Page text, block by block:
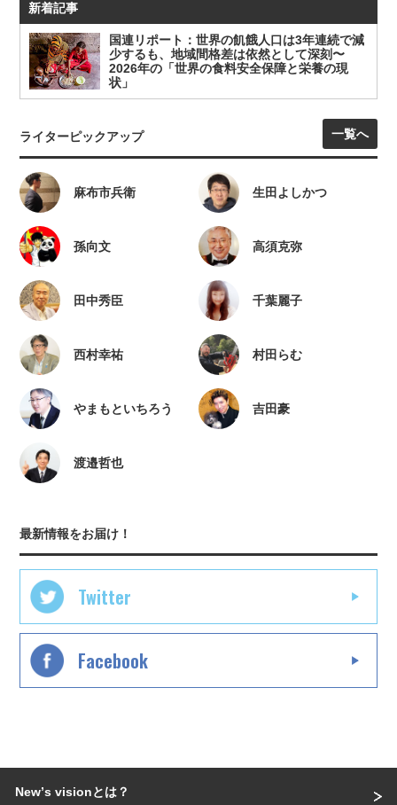
新着記事
国連リポート：世界の飢餓人口は3年連続で減
少するも、地域間格差は依然として深刻〜
2026年の「世界の食料安全保障と栄養の現
状」
ライターピックアップ 一覧へ
麻布市兵衛 生田よしかつ
孫向文 高須克弥
田中秀臣 千葉麗子
西村幸祐 村田らむ
やまもといちろう 吉田豪
渡邉哲也
最新情報をお届け！
Twitter
Facebook
Newʼs visionとは？